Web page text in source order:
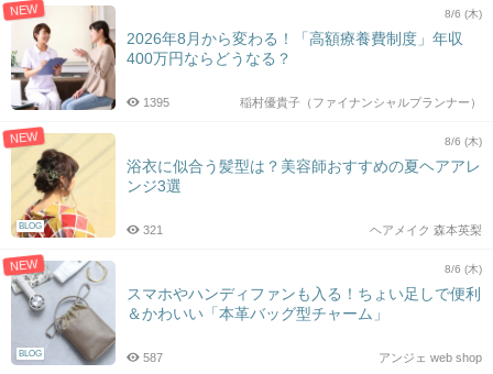
NEW 8/6 (木)
2026年8月から変わる！「高額療養費制度」年収
400万円ならどうなる？
稲村優貴子（ファイナンシャルプランナー）
1395
NEW
BLOG
8/6 (木)
浴衣に似合う髪型は？美容師おすすめの夏ヘアアレ
ンジ3選
ヘアメイク 森本英梨
321
NEW
BLOG
8/6 (木)
スマホやハンディファンも入る！ちょい足しで便利
＆かわいい「本革バッグ型チャーム」
アンジェ web shop
587